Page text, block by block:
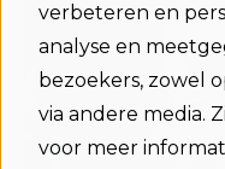
verbeteren en
analyse en
bezoekers, zowel
via andere media.
voor meer